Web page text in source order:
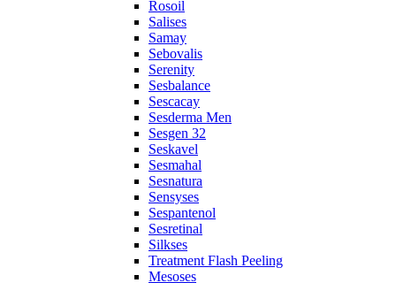
Rosoil
Salises
Samay
Sebovalis
Serenity
Sesbalance
Sescacay
Sesderma Men
Sesgen 32
Seskavel
Sesmahal
Sesnatura
Sensyses
Sespantenol
Sesretinal
Silkses
Treatment Flash Peeling
Mesoses